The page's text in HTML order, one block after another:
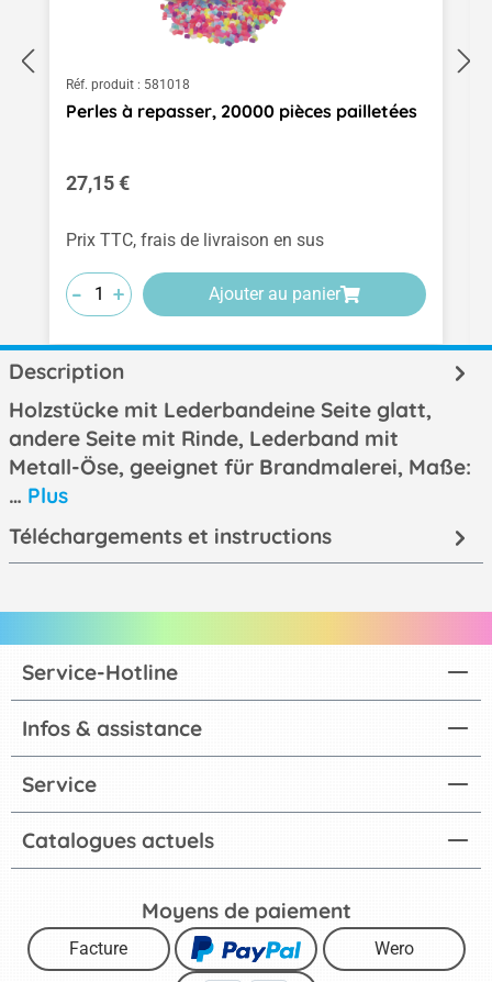
Réf. produit : 581018
Perles à repasser, 20000 pièces pailletées
Prix régulier :
27,15 €
Prix TTC, frais de livraison en sus
-
-
- +
+
+ Ajouter au panier
Description
Holzstücke mit Lederbandeine Seite glatt,
andere Seite mit Rinde, Lederband mit
Metall-Öse, geeignet für Brandmalerei, Maße:
… Plus
Téléchargements et instructions
Catalogues actuels
Service-Hotline
Infos & assistance
Service
Moyens de paiement
Facture Wero